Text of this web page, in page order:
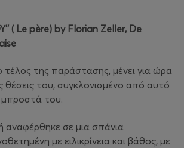
( Le pѐre) by Florian Zeller, De
τέλος της παράστασης, μένει για ώρα
θέσεις του, συγκλονισμένο από αυτό
μπροστά του.
αναφέρθηκε σε μια σπάνια
με ειλικρίνεια και βάθος, με